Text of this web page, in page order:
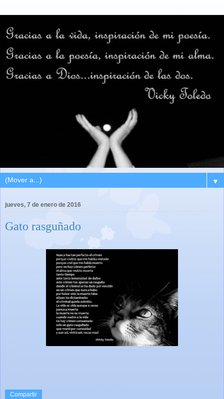
▼
jueves, 7 de enero de 2016
Gato rasguñado
Compartir